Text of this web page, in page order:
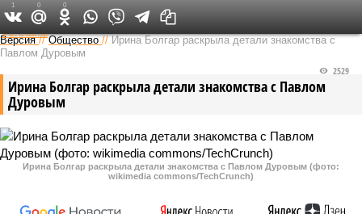
Федеральный выпуск
Версия //Общество //Ирина Болгар раскрыла детали знакомства с
Павлом Дуровым
Ирина Болгар раскрыла детали знакомства с Павлом
Дуровым
2529
Ирина Болгар раскрыла детали знакомства с Павлом Дуровым (фото:
wikimedia commons/TechCrunch)
1 0 0